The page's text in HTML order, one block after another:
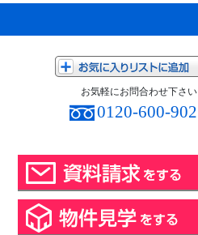
お気軽にお問合わせ下さい
0120-600-902